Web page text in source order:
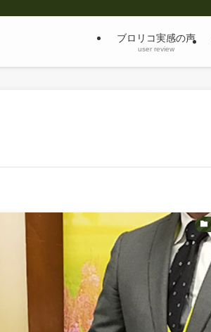
ブロリコ実感の声
user review